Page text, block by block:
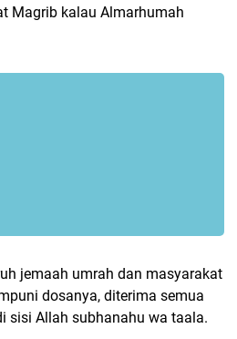
Magrib kalau Almarhumah
jemaah umrah dan masyarakat
dosanya, diterima semua
sisi Allah subhanahu wa taala.